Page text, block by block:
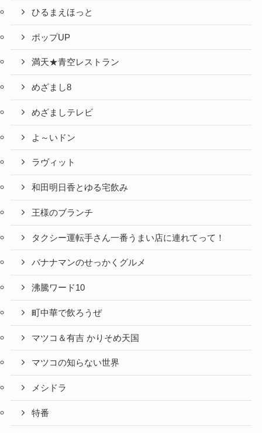
ひるまえほっと
ポップUP
満天★青空レストラン
めざまし8
めざましテレビ
よ～いドン
ラヴィット
和田明日香とゆる宅飲み
王様のブランチ
タクシー運転手さん一番うまい店に連れてって！
バナナマンのせっかくグルメ
沸騰ワード10
町中華で飲ろうぜ
マツコ＆有吉 かりそめ天国
マツコの知らない世界
メシドラ
特番